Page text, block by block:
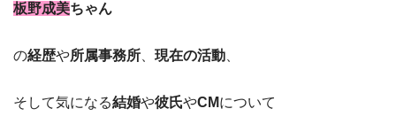
板野成美ちゃん
の経歴や所属事務所 現在の活動
そして気になる結婚や彼氏やCMについて